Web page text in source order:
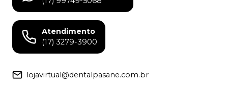
Atendimento
(17) 3279-3900
lojavirtual@dentalpasane.com.br